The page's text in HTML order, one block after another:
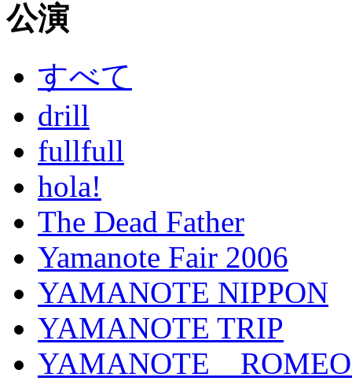
公演
すべて
drill
fullfull
hola!
The Dead Father
Yamanote Fair 2006
YAMANOTE NIPPON
YAMANOTE TRIP
YAMANOTE ROMEO